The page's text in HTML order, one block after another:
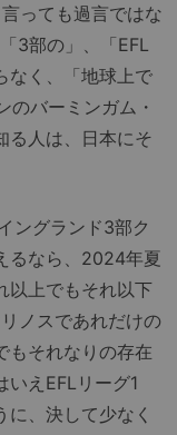
っても過言ではな
3部の」、「EFL
なく、「地球上で
バーミンガム・
る人は、日本にそ
ングランド3部ク
るなら、2024年夏
以上でもそれ以下
ノスであれだけの
もそれなりの存在
いえEFLリーグ1
、決して少なく